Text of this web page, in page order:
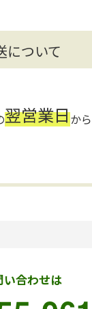
について
翌営業日か
い合わせは